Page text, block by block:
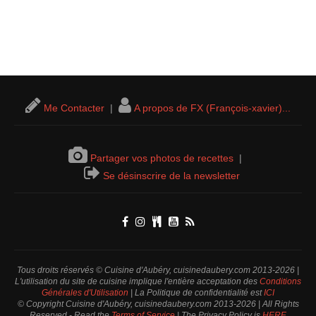
Me Contacter | A propos de FX (François-xavier)...
Partager vos photos de recettes |
Se désinscrire de la newsletter
Tous droits réservés © Cuisine d'Aubéry, cuisinedaubery.com 2013-2026 |
L'utilisation du site de cuisine implique l'entière acceptation des Conditions
Générales d'Utilisation | La Politique de confidentialité estICI
© Copyright Cuisine d'Aubéry, cuisinedaubery.com 2013-2026 | All Rights